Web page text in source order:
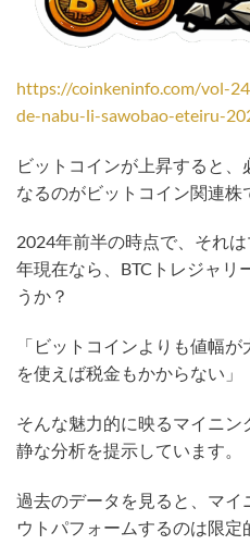
https://coinkeninfo.com/vol-
de-nabu-li-sawobao-eteiru-
ビットコインが上昇すると
なるのがビットコイン関連株
2024年前半の時点で、それ
年現在なら、BTCトレジャリ
うか？
「ビットコインよりも値幅
を使えば税金もかからない」
そんな魅力的に映るマイニ
静な分析を提示しています。
過去のデータを見ると、マ
ウトパフォームするのは限定